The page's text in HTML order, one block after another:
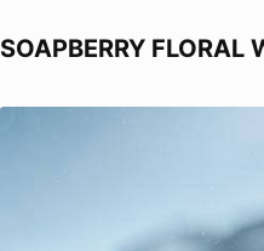
SOAPBERRY FLORAL